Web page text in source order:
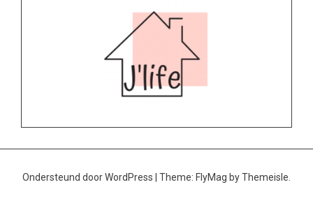
Ondersteund door WordPress Theme: FlyMag by Themeisle.